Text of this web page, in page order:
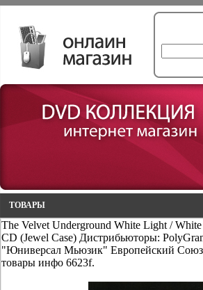
ТОВАРЫ
The Velvet Underground White Light /
CD (Jewel Case) Дистрибьюторы:
"Юниверсал Мьюзик" Европейский
товары инфо 6623f.